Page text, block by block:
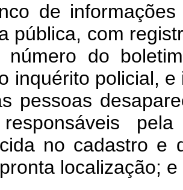
de
pública, com
do
inquérito policial,
pessoas
no cadastro e
localização; e